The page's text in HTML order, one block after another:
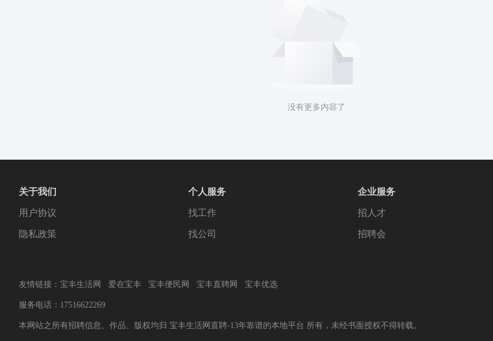
没有更多内容了
关于我们
用户协议
隐私政策
个人服务
找工作
找公司
企业服务
招人才
招聘会
友情链接： 宝丰生活网 爱在宝丰 宝丰便民网 宝丰直聘网 宝丰优选
服务电话：17516622269
本网站之所有招聘信息、作品、版权均归 宝丰生活网直聘-13年靠谱的本地平台 所有，未经书面授权不得转载。